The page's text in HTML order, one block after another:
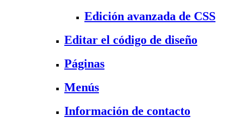
Edición avanzada de CSS
Editar el código de diseño
Páginas
Menús
Información de contacto